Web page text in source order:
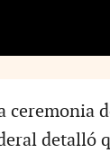
ceremonia
detalló